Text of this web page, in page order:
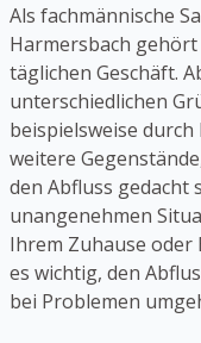
Als fachmännische
Harmersbach
täglichen Geschäft.
unterschiedlichen
beispielsweise
weitere
den Abfluss gedacht
unangenehmen
Ihrem Zuhause
es wichtig, den
bei Problemen